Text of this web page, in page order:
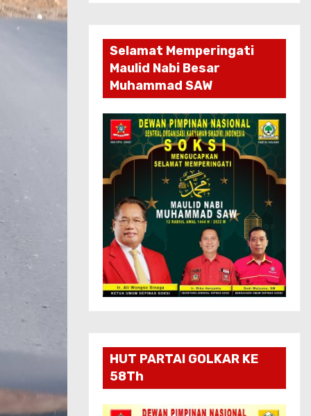
Selamat Memperingati
Maulid Nabi Besar
Muhammad SAW
HUT PARTAI GOLKAR KE
58Th